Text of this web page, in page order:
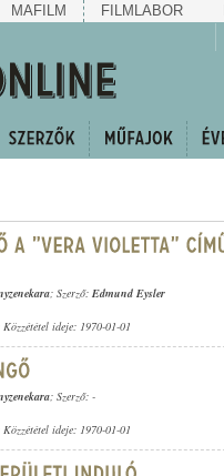
MAFILM FILMLABOR
; Szerző: Edmund Eysler
Közzététel ideje: 1970-01-01
; Szerző: -
Közzététel ideje: 1970-01-01